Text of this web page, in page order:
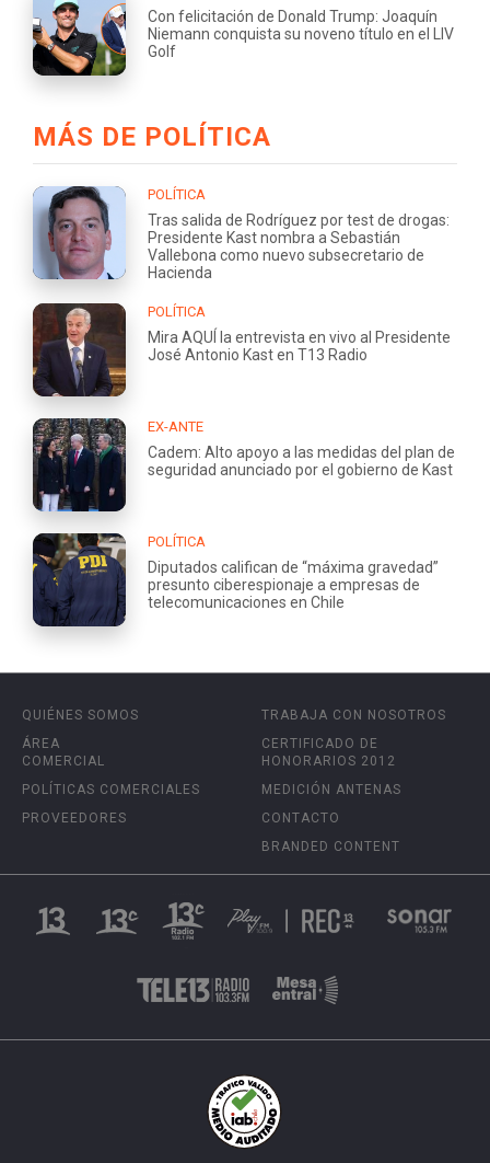
Con felicitación de Donald Trump: Joaquín
Niemann conquista su noveno título en el LIV
Golf
MÁS DE POLÍTICA
POLÍTICA
Tras salida de Rodríguez por test de drogas:
Presidente Kast nombra a Sebastián
Vallebona como nuevo subsecretario de
Hacienda
POLÍTICA
Mira AQUÍ la entrevista en vivo al Presidente
José Antonio Kast en T13 Radio
EX-ANTE
Cadem: Alto apoyo a las medidas del plan de
seguridad anunciado por el gobierno de Kast
POLÍTICA
Diputados califican de “máxima gravedad”
presunto ciberespionaje a empresas de
telecomunicaciones en Chile
QUIÉNES SOMOS
ÁREA
COMERCIAL
POLÍTICAS COMERCIALES
PROVEEDORES
TRABAJA CON NOSOTROS
CERTIFICADO DE
HONORARIOS 2012
MEDICIÓN ANTENAS
CONTACTO
BRANDED CONTENT